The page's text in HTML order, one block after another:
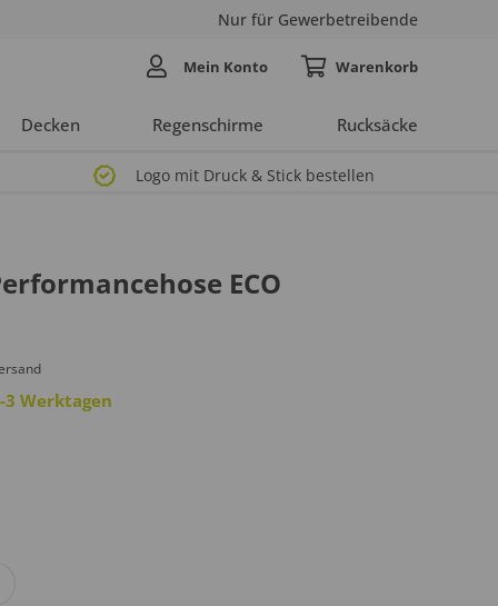
Nur für Gewerbetreibende
Decken Regenschirme Rucksäcke
Mein Konto
Logo mit Druck & Stick bestellen
ECO
Werktagen